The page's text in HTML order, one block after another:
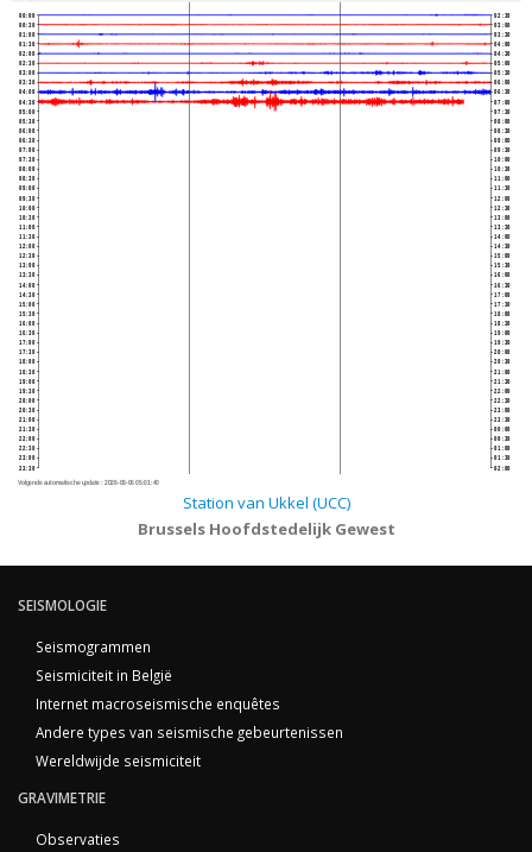
00:00
00:30
01:00
01:30
02:00
02:30
03:00
03:30
04:00
04:30
05:00
05:30
06:00
06:30
07:00
07:30
08:00
08:30
09:00
09:30
10:00
10:30
11:00
11:30
12:00
12:30
13:00
13:30
14:00
14:30
15:00
15:30
16:00
16:30
17:00
17:30
18:00
18:30
19:00
19:30
20:00
20:30
21:00
21:30
22:00
22:30
23:00
23:30
02:30
03:00
03:30
04:00
04:30
05:00
05:30
06:00
06:30
07:00
07:30
08:00
08:30
09:00
09:30
10:00
10:30
11:00
11:30
12:00
12:30
13:00
13:30
14:00
14:30
15:00
15:30
16:00
16:30
17:00
17:30
18:00
18:30
19:00
19:30
20:00
20:30
21:00
21:30
22:00
22:30
23:00
23:30
00:00
00:30
01:00
01:30
02:00
Volgende automatische update : 2026-08-06 05:01:40
Station van Ukkel (UCC)
Brussels Hoofdstedelijk Gewest
SEISMOLOGIE
Seismogrammen
Seismiciteit in België
Internet macroseismische enquêtes
Andere types van seismische gebeurtenissen
Wereldwijde seismiciteit
GRAVIMETRIE
Observaties